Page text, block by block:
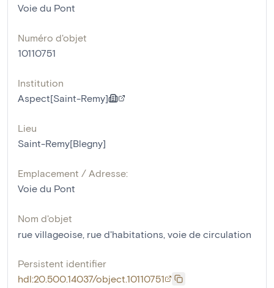
Voie du Pont
Numéro d'objet
10110751
Institution
Aspect[Saint-Remy]
Lieu
Saint-Remy[Blegny]
Emplacement / Adresse:
Voie du Pont
Nom d'objet
rue villageoise, rue d'habitations, voie de circulation
Persistent identifier
hdl:20.500.14037/object.10110751